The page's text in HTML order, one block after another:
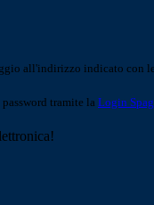
all'indirizzo indicato con
tramite la Login